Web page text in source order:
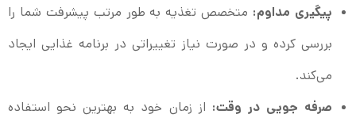
پیگیری مداوم:متخصص تغذیه به طور مرتب پیشرفت شما را
بررسی کرده و در صورت نیاز تغییراتی در برنامه غذایی ایجاد
می‌کند.
صرفه جویی در وقت:از زمان خود به بهترین نحو استفاده